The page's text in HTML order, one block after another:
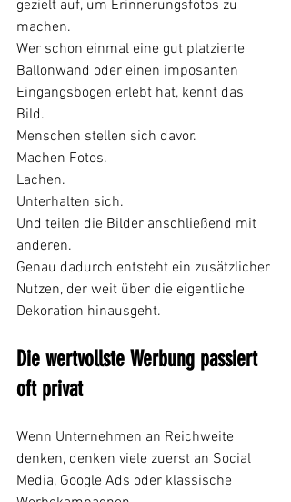
gezielt auf, um Erinnerungsfotos zu
machen.
Wer schon einmal eine gut platzierte
Ballonwand oder einen imposanten
Eingangsbogen erlebt hat, kennt das
Bild.
Menschen stellen sich davor.
Machen Fotos.
Lachen.
Unterhalten sich.
Und teilen die Bilder anschließend mit
anderen.
Genau dadurch entsteht ein zusätzlicher
Nutzen, der weit über die eigentliche
Dekoration hinausgeht.
Die wertvollste Werbung passiert
oft privat
Wenn Unternehmen an Reichweite
denken, denken viele zuerst an Social
Media, Google Ads oder klassische